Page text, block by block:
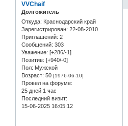
VVChaif
Долгожитель
Откуда: Краснодарский край
Зарегистрирован: 22-08-2010
Приглашений: 2
Сообщений: 303
Уважение: [+286/-1]
Позитив: [+940/-0]
Пол: Мужской
Возраст: 50 [1976-06-10]
Провел на форуме:
25 дней 1 час
Последний визит:
15-06-2025 16:05:12